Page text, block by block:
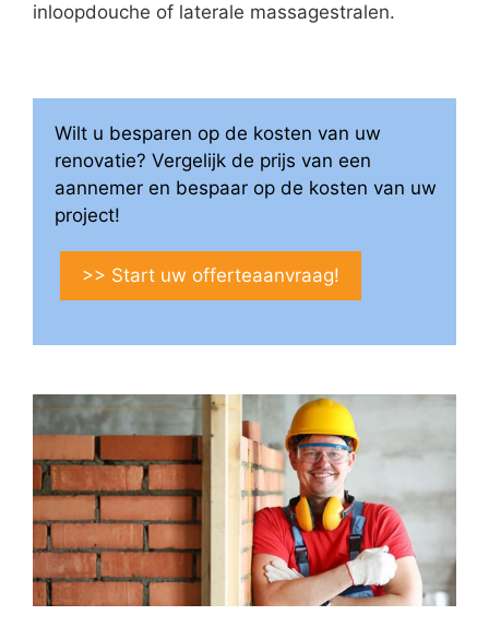
inloopdouche of laterale massagestralen.
Wilt u besparen op de kosten van uw
renovatie? Vergelijk de prijs van een
aannemer en bespaar op de kosten van uw
project!
>> Start uw offerteaanvraag!